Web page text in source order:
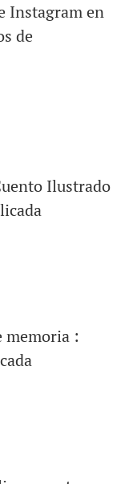
Instagram en
de
Ilustrado
memoria :